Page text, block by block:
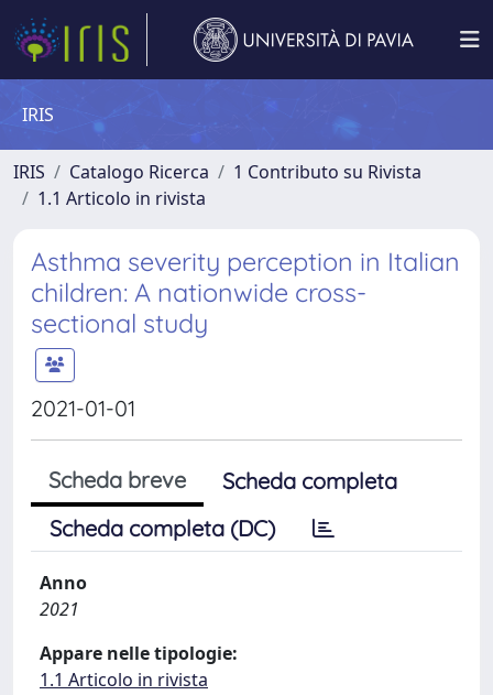
IRIS
IRIS Catalogo Ricerca
1 Contributo su Rivista
1.1 Articolo in rivista
Asthma severity perception in Italian
children: A nationwide cross-
sectional study
2021-01-01
Scheda breve
Scheda completa
Scheda completa (DC)
Anno
2021
Appare nelle tipologie:
1.1 Articolo in rivista